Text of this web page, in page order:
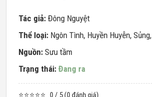
Tác giả: Đông Nguyệt
Thể loại: Ngôn Tình, Huyền Huyễn, Sủng,
Nguồn: Sưu tầm
Trạng thái: Đang ra
⭐⭐⭐⭐⭐ 0 / 5 (0 đánh giá)